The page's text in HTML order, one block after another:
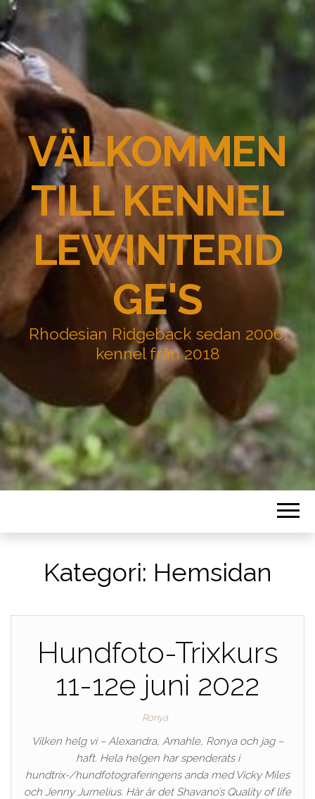
VÄLKOMMEN
TILL KENNEL
LEWINTERID
GE'S
Rhodesian Ridgeback sedan 2006,
kennel från 2018
Kategori: Hemsidan
Hundfoto-Trixkurs
11-12e juni 2022
Ronya
Vilken helg vi – Alexandra, Amahle, Ronya och jag –
haft. Hela helgen har spenderats i
hundtrix-/hundfotograferingens anda med Vicky Miles
och Jenny Jurnelius. Här är det Shavano’s Quality of life